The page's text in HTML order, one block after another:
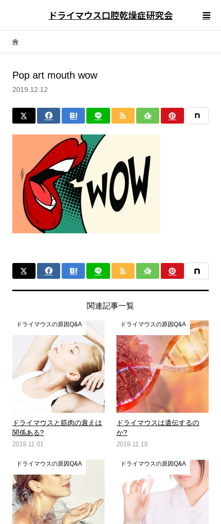
ドライマウス口腔乾燥症研究会
Pop art mouth wow
2019.12.12
関連記事一覧
ドライマウスの原因Q&A
ドライマウスと筋肉の衰えは
関係ある?
2019.11.01
ドライマウスの原因Q&A
ドライマウスは遺伝するの
か?
2019.11.19
ドライマウスの原因Q&A ドライマウスの原因Q&A